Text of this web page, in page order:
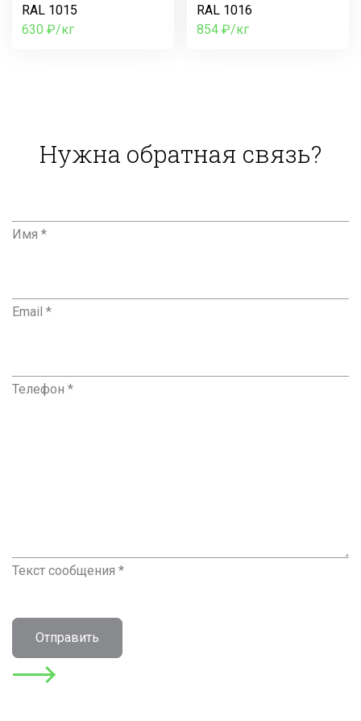
RAL 1015
630 ₽/кг
RAL 1016
854 ₽/кг
Нужна обратная связь?
Имя *
Email *
Телефон *
Текст сообщения *
Отправить